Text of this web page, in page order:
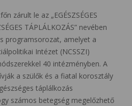
zárult le az „EGÉSZSÉGES
TÁPLÁLKOZÁS” nevében
programsorozat, amelyet a
Intézet (NCSSZI)
40 intézményben. A
a szülők és a fiatal korosztály
táplálkozás
számos betegség megelőzhető